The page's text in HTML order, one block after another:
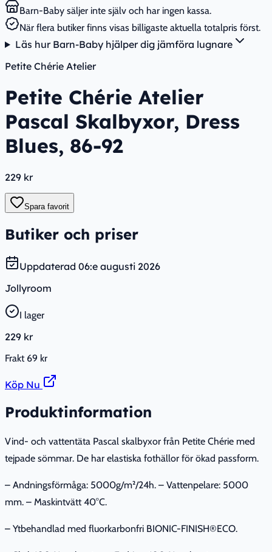
Barn-Baby säljer inte själv och har ingen kassa.
När flera butiker finns visas billigaste aktuella totalpris först.
Läs hur Barn-Baby hjälper dig jämföra lugnare
Petite Chérie Atelier
Petite Chérie Atelier
Pascal Skalbyxor, Dress
Blues, 86-92
229 kr
Spara favorit
Butiker och priser
Uppdaterad 06:e augusti 2026
Jollyroom
I lager
229 kr
Frakt 69 kr
Köp Nu
Produktinformation
Vind- och vattentäta Pascal skalbyxor från Petite Chérie med
tejpade sömmar. De har elastiska fothällor för ökad passform.
– Andningsförmåga: 5000g/m²/24h. – Vattenpelare: 5000
mm. – Maskintvätt 40°C.
– Ytbehandlad med fluorkarbonfri BIONIC-FINISH®ECO.